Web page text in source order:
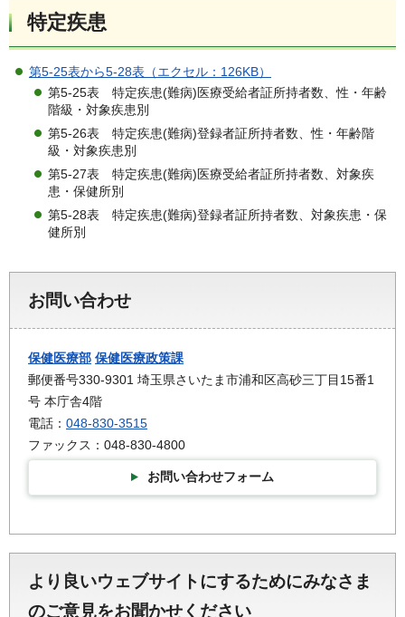
特定疾患
第5-25表から5-28表（エクセル：126KB）
第5-25表 特定疾患(難病)医療受給者証所持者数、性・年齢
階級・対象疾患別
第5-26表 特定疾患(難病)登録者証所持者数、性・年齢階
級・対象疾患別
第5-27表 特定疾患(難病)医療受給者証所持者数、対象疾
患・保健所別
第5-28表 特定疾患(難病)登録者証所持者数、対象疾患・保
健所別
お問い合わせ
保健医療部 保健医療政策課
郵便番号330-9301 埼玉県さいたま市浦和区高砂三丁目15番1
号 本庁舎4階
電話： 048-830-3515
ファックス：048-830-4800
お問い合わせフォーム
より良いウェブサイトにするためにみなさま
のご意見をお聞かせください